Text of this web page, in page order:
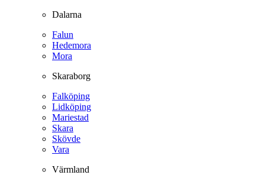
Dalarna
Falun
Hedemora
Mora
Skaraborg
Falköping
Lidköping
Mariestad
Skara
Skövde
Vara
Värmland